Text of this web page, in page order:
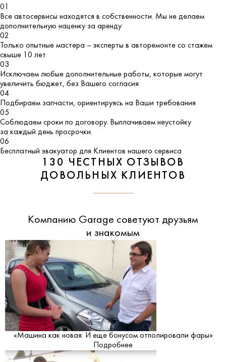
01
Все автосервисы находятся в собственности. Мы не делаем
дополнительную наценку за аренду
02
Только опытные мастера – эксперты в авторемонте со стажем
свыше 10 лет
03
Исключаем любые дополнительные работы, которые могут
увеличить бюджет, без Вашего согласия
04
Подбираем запчасти, ориентируясь на Ваши требования
05
Соблюдаем сроки по договору. Выплачиваем неустойку
за каждый день просрочки.
06
Бесплатный эвакуатор для Клиентов нашего сервиса
130 ЧЕСТНЫХ ОТЗЫВОВ
ДОВОЛЬНЫХ КЛИЕНТОВ
Компанию Garage советуют друзьям
и знакомым
«Машина как новая. И еще бонусом отполировали фары»
Подробнее